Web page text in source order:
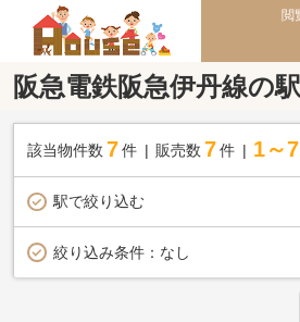
閲
阪急電鉄阪急伊丹線の
該当物件数 7件 販売数 7 件 1～7
駅で絞り込む
絞り込み条件： なし